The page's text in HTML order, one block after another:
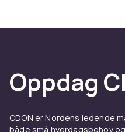
Oppdag
CDON er Nordens ledende
både små hverdagsbehov